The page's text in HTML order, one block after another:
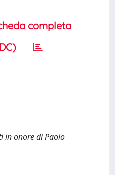
completa
in onore di Paolo